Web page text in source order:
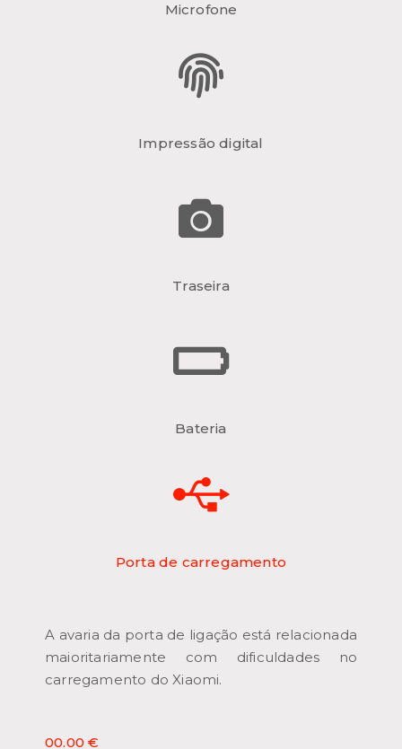
Microfone
Impressão digital
Traseira
Bateria
Porta de carregamento
A avaria da porta de ligação está relacionada
maioritariamente com dificuldades no
carregamento do Xiaomi.
00.00 €